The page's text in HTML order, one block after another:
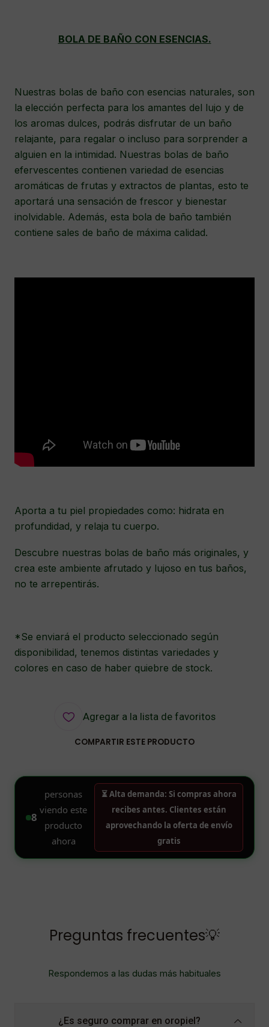
BOLA DE BAÑO CON ESENCIAS.
Nuestras bolas de baño con esencias naturales, son
la elección perfecta para los amantes del lujo y de
los aromas dulces, podrás disfrutar de un baño
relajante, para regalar o incluso para sorprender a
alguien en la intimidad. Nuestras bolas de baño
efervescentes contienen variedad de esencias
aromáticas de frutas y extractos de plantas, esto te
aportará una sensación de frescor y bienestar
inolvidable. Además, esta bola de baño también
contiene sales de baño de máxima calidad.
Aporta a tu piel propiedades como: hidrata en
profundidad, y relaja tu cuerpo.
Descubre nuestras bolas de baño más originales, y
crea este ambiente afrutado y lujoso en tus baños,
no te arrepentirás.
*Se enviará el producto seleccionado según
disponibilidad, tenemos distintas variedades y
colores en caso de haber quiebre de stock.
Agregar a la lista de favoritos
COMPARTIR ESTE PRODUCTO
Preguntas frecuentes💡
Respondemos a las dudas más habituales
¿Es seguro comprar en oropiel?